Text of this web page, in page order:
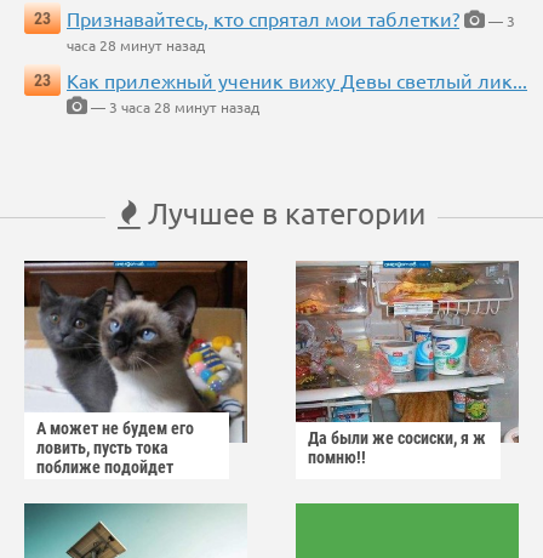
23
Признавайтесь, кто спрятал мои таблетки?
— 3
часа 28 минут назад
23
Как прилежный ученик вижу Девы светлый лик...
— 3 часа 28 минут назад
Лучшее в категории
А может не будем его
ловить, пусть тока
поближе подойдет
Да были же сосиски, я ж
помню!!